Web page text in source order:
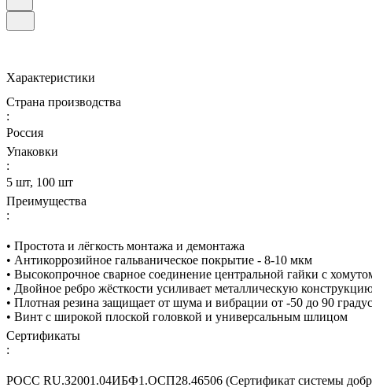
Характеристики
Страна производства
:
Россия
Упаковки
:
5 шт, 100 шт
Преимущества
:
• Простота и лёгкость монтажа и демонтажа
• Антикоррозийное гальваническое покрытие - 8-10 мкм
• Высокопрочное сварное соединение центральной гайки с
• Двойное ребро жёсткости усиливает металлическую
• Плотная резина защищает от шума и вибрации от -50 до 90
• Винт с широкой плоской головкой и универсальным шлицом
Сертификаты
:
РОСС RU.З2001.04ИБФ1.ОСП28.46506 (Сертификат системы